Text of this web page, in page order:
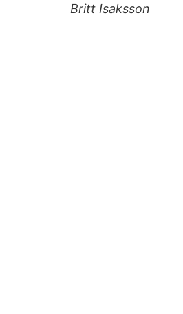
Britt Isaksson